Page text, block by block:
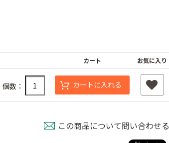
カート お気に入り
個数： カートに入れる
この商品について問い合わせる